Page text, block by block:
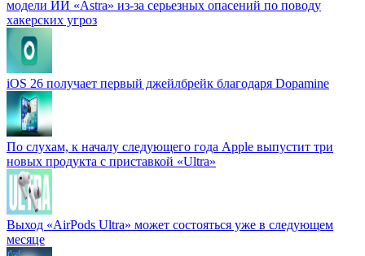
модели ИИ «Astra» из-за серьезных опасений по поводу
хакерских угроз
iOS 26 получает первый джейлбрейк благодаря Dopamine
По слухам, к началу следующего года Apple выпустит три
новых продукта с приставкой «Ultra»
Выход «AirPods Ultra» может состояться уже в следующем
месяце